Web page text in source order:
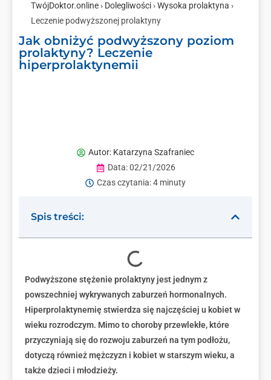
TwójDoktor.online › Dolegliwości ›Wysoka prolaktyna ›
Leczenie podwyższonej prolaktyny
Jak obniżyć podwyższony poziom
prolaktyny? Leczenie
hiperprolaktynemii
Autor: Katarzyna Szafraniec
Data:02/21/2026
Czas czytania: 4 minuty
Spis treści:
Podwyższone stężenie prolaktyny jest jednym z
powszechniej wykrywanych zaburzeń hormonalnych.
Hiperprolaktynemię stwierdza się najczęściej u kobiet w
wieku rozrodczym. Mimo to choroby przewlekłe, które
przyczyniają się do rozwoju zaburzeń na tym podłożu,
dotyczą również mężczyzn i kobiet w starszym wieku, a
także dzieci i młodzieży.